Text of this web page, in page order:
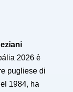
2026 è
pugliese di
1984, ha